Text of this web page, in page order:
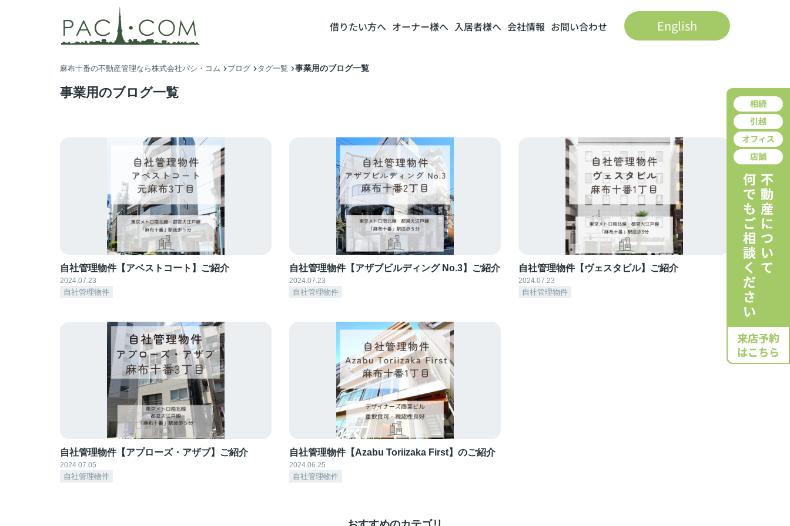
借りたい方へ オーナー様へ 入居者様へ 会社情報 お問い合わせ English
麻布十番の不動産管理なら株式会社パシ・コム ブログ タグ一覧 事業用のブログ一覧
事業用のブログ一覧
自社管理物件【アベストコート】ご紹介
2024.07.23
自社管理物件
自社管理物件【アザブビルディング No.3】ご紹介
2024.07.23
自社管理物件
自社管理物件【ヴェスタビル】ご紹介
2024.07.23
自社管理物件
自社管理物件【アプローズ・アザブ】ご紹介
2024.07.05
自社管理物件
自社管理物件【Azabu Toriizaka First】のご紹介
2024.06.25
自社管理物件